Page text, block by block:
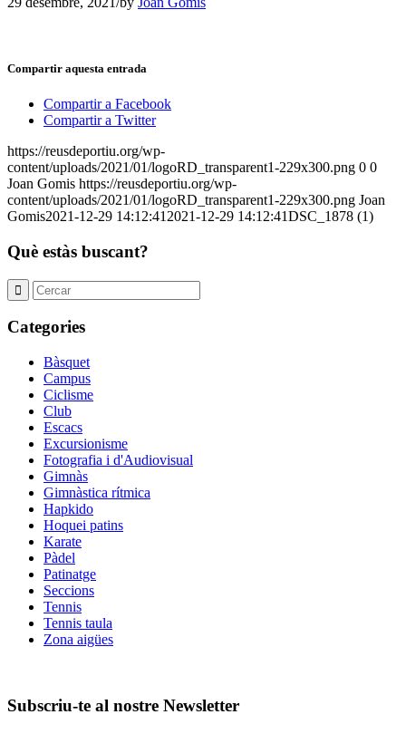
Compartir aquesta entrada
Compartir a Facebook
Compartir a Twitter
https://reusdeportiu.org/wp-
content/uploads/2021/01/logoRD_transparent1-229x300.png 0 0
Joan Gomis https://reusdeportiu.org/wp-
content/uploads/2021/01/logoRD_transparent1-229x300.png Joan
Gomis2021-12-29 14:12:41 2021-12-29 14:12:41DSC_1878 (1)
Què estàs buscant?
Categories
Bàsquet
Campus
Ciclisme
Club
Escacs
Excursionisme
Fotografia i d'Audiovisual
Gimnàs
Gimnàstica rítmica
Hapkido
Hoquei patins
Karate
Pàdel
Patinatge
Seccions
Tennis
Tennis taula
Zona aigües
Subscriu-te al nostre Newsletter